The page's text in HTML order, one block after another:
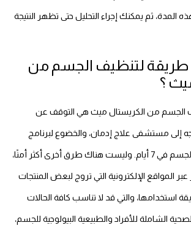
المدة، ثم يمكنك إجراء التحليل حتى تظهر النتيجة
طريقة لتنظيف الجسم من
؟
الجسم من الكريستال ميث هي التوقف عن
إلى مستشفى علاج إدمان، والخضوع لبرنامج
سحب السموم من الجسم في 7 أيام. وليست هناك طرق أخرى أكثر أمنًا،
المواقع الإلكترونية التي تروج لبعض المنتجات
استخدامها، والتي قد لا تناسب كافة الحالات
الشاملة للأفراد والطبيعية البيولوجية للجسم،